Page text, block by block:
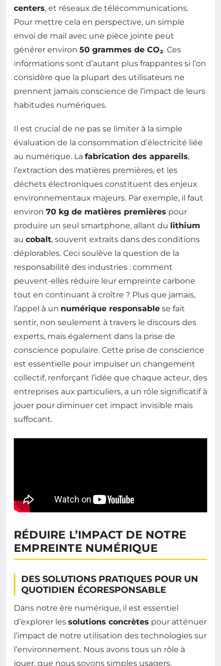
centers, et réseaux de télécommunications.
Pour mettre cela en perspective, un simple
envoi de mail avec une pièce jointe peut
générer environ 50 grammes de CO₂. Ces
informations sont d’autant plus frappantes si l’on
considère que la plupart des utilisateurs ne
prennent jamais conscience de l’impact de leurs
habitudes numériques.
Il est crucial de ne pas se limiter à la simple
évaluation de la consommation d’électricité liée
au numérique. La fabrication des appareils,
l’extraction des matières premières, et les
déchets électroniques constituent des enjeux
environnementaux majeurs. Par exemple, il faut
environ 70 kg de matières premières pour
produire un seul smartphone, allant du lithium
au cobalt, souvent extraits dans des conditions
déplorables. Ceci soulève la question de la
responsabilité des industries : comment
peuvent-elles réduire leur empreinte carbone
tout en continuant à croître ? Plus que jamais,
l’appel à un numérique responsable se fait
sentir, non seulement à travers le discours des
experts, mais également dans la prise de
conscience populaire. Cette prise de conscience
est essentielle pour impulser un changement
collectif, renforçant l’idée que chaque acteur, des
entreprises aux particuliers, a un rôle significatif à
jouer pour diminuer cet impact invisible mais
suffocant.
RÉDUIRE L’IMPACT DE NOTRE
EMPREINTE NUMÉRIQUE
DES SOLUTIONS PRATIQUES POUR UN
QUOTIDIEN ÉCORESPONSABLE
Dans notre ère numérique, il est essentiel
d’explorer les solutions concrètes pour atténuer
l’impact de notre utilisation des technologies sur
l’environnement. Nous avons tous un rôle à
jouer, que nous soyons simples usagers,